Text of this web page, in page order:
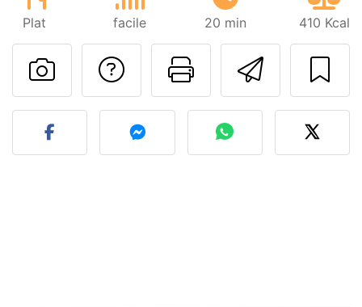
Plat facile 20 min 410 Kcal
Imprimer
Poser une
Publier votre photo de